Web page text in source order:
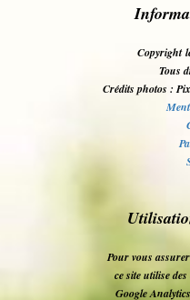
Copyright
Tous
Crédits photos :
Pour vous
ce site utilise
Google